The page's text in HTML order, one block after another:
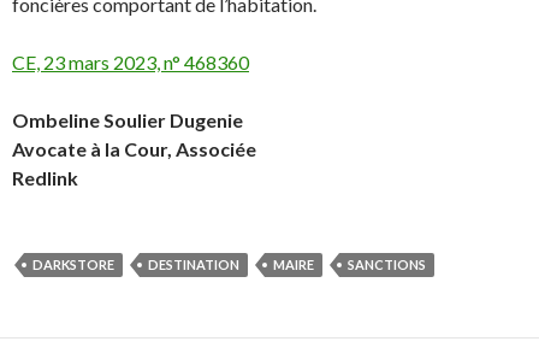
CE, 23 mars 2023, n° 468360
Ombeline Soulier Dugenie
Avocate à la Cour, Associée
Redlink
DARKSTORE DESTINATION MAIRE SANCTIONS